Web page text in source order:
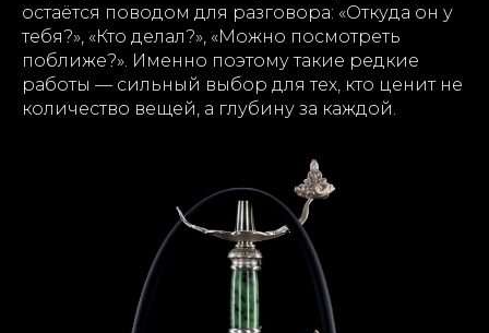
остаётся поводом для разговора: «Откуда он у
тебя?», «Кто делал?», «Можно посмотреть
поближе?». Именно поэтому такие редкие
работы — сильный выбор для тех, кто ценит не
количество вещей, а глубину за каждой.